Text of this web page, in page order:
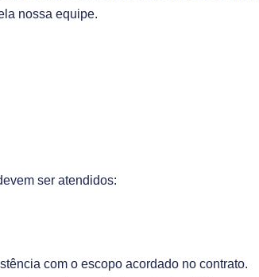
nossa equipe.
ser atendidos:
com o escopo acordado no contrato.